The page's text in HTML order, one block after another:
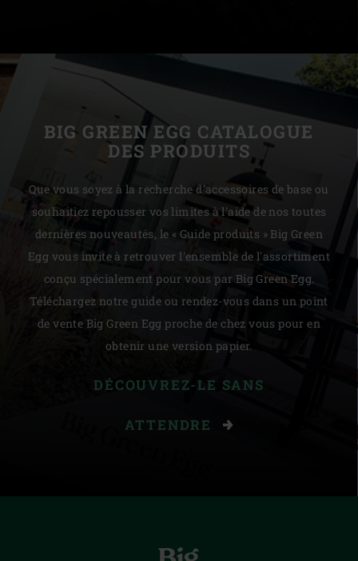
BIG GREEN EGG CATALOGUE
DES PRODUITS
Que vous soyez à la recherche d'accessoires de base ou
souhaitiez repousser vos limites à l'aide de nos toutes
dernières nouveautés, le « Guide produits » Big Green
Egg vous invite à retrouver l'ensemble de l'assortiment
conçu spécialement pour vous par Big Green Egg.
Téléchargez notre guide ou rendez-vous dans un point
de vente Big Green Egg proche de chez vous pour en
obtenir une version papier.
DÉCOUVREZ-LE SANS
ATTENDRE